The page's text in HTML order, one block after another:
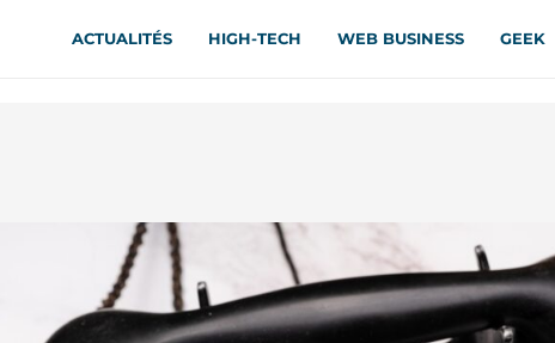
ACTUALITÉS HIGH-TECH WEB BUSINESS GEEK